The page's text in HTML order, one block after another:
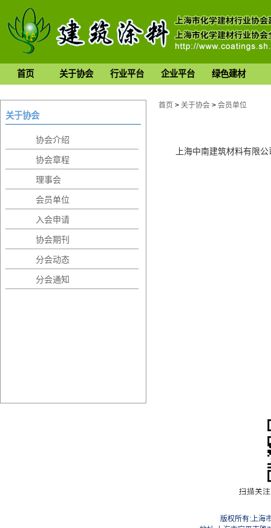
首页 关于协会 行业平台 企业平台 绿色建材
关于协会
协会介绍
协会章程
理事会
会员单位
入会申请
协会期刊
分会动态
分会通知
首页 > 关于协会 > 会员单位
上海中南建筑材料有限
版权所有:上海